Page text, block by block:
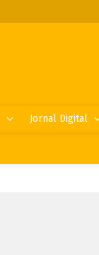
Jornal Digital